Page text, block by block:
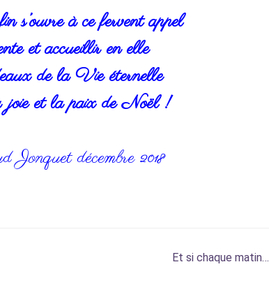
s’ouvre à ce fervent appel
et accueillir en elle
de la Vie éternelle
joie et la paix de Noël !
Jonquet décembre 2018
Et si chaque matin…